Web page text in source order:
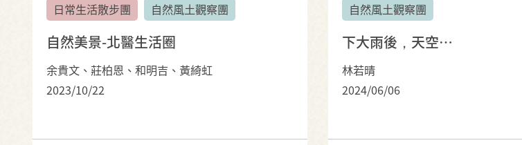
日常生活散步團 自然風土觀察團
自然美景-北醫生活圈
余貴文、莊柏恩、和明吉、黃綺虹
2023/10/22
自然風土觀察團
下大雨後，天空…
林若晴
2024/06/06